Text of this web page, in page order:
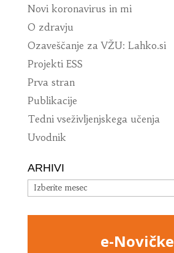
Novi koronavirus in mi
O zdravju
Ozaveščanje za VŽU: Lahko.si
Projekti ESS
Prva stran
Publikacije
Tedni vseživljenjskega učenja
Uvodnik
ARHIVI
Arhivi
e-Novičke